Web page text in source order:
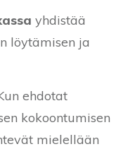
yhdistää
löytämisen ja
ehdotat
kokoontumisen
mielellään